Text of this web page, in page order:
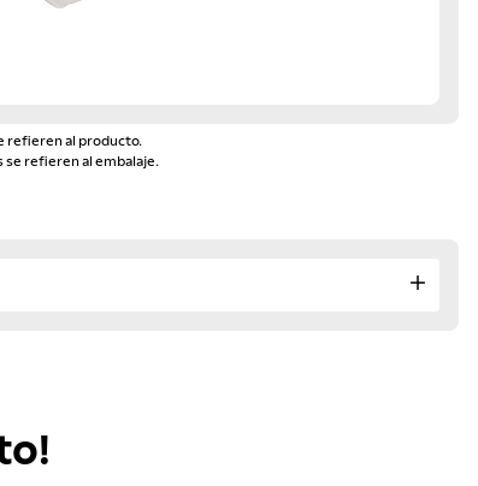
refieren al producto.
se refieren al embalaje.